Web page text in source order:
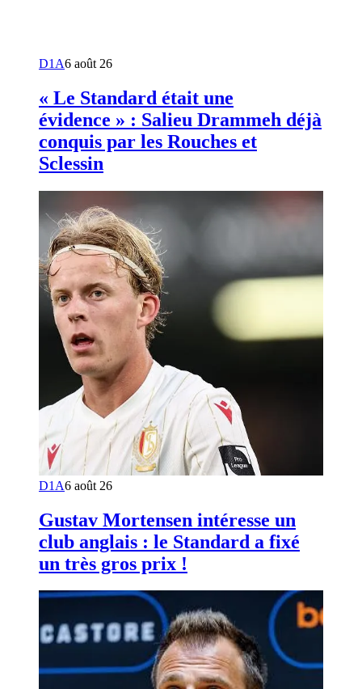
D1A6 août 26
« Le Standard était une
évidence » : Salieu Drammeh déjà
conquis par les Rouches et
Sclessin
D1A6 août 26
Gustav Mortensen intéresse un
club anglais : le Standard a fixé
un très gros prix !